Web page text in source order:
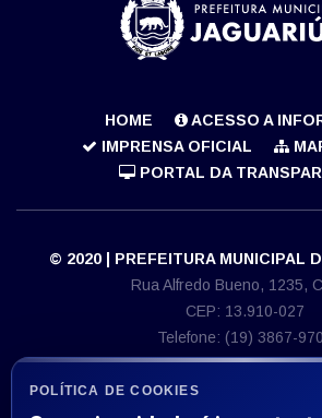
POLÍTICA DE COOKIES
HOME
ACESSO A
IMPRENSA OFICIAL
PORTAL DA
© 2020 | PREFEITURA MUNICIPAL
Rua Alfredo Bueno, 1235,
CEP: 13.910-027
Telefone: (19) 3867-
E-mail:
CNPJ 46.410.866/0001-